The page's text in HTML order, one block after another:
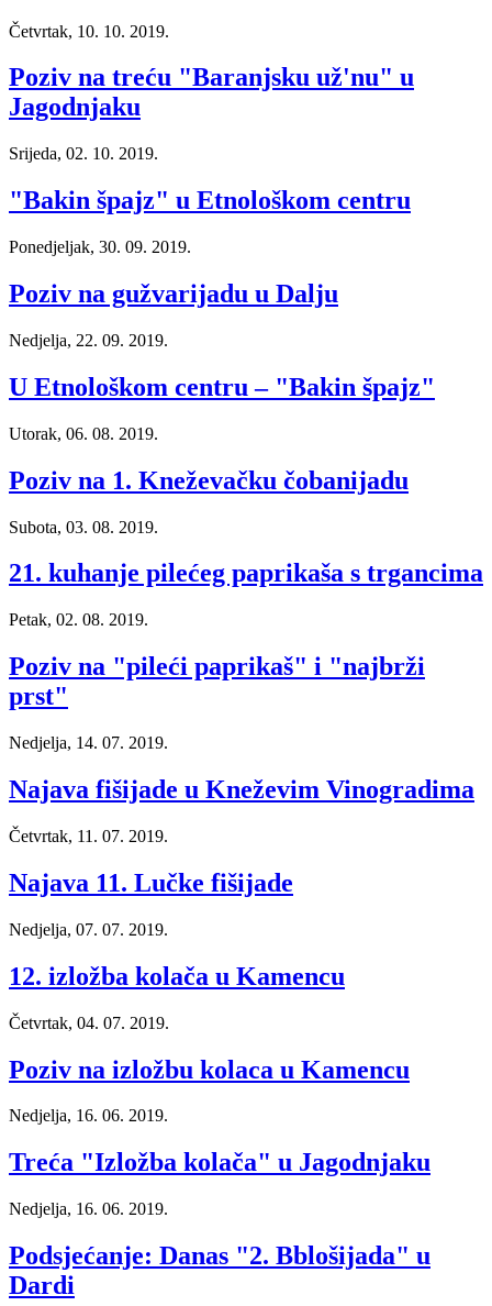
Četvrtak, 10. 10. 2019.
Poziv na treću "Baranjsku už'nu" u
Jagodnjaku
Srijeda, 02. 10. 2019.
"Bakin špajz" u Etnološkom centru
Ponedjeljak, 30. 09. 2019.
Poziv na gužvarijadu u Dalju
Nedjelja, 22. 09. 2019.
U Etnološkom centru – "Bakin špajz"
Utorak, 06. 08. 2019.
Poziv na 1. Kneževačku čobanijadu
Subota, 03. 08. 2019.
21. kuhanje pilećeg paprikaša s trgancima
Petak, 02. 08. 2019.
Poziv na "pileći paprikaš" i "najbrži
prst"
Nedjelja, 14. 07. 2019.
Najava fišijade u Kneževim Vinogradima
Četvrtak, 11. 07. 2019.
Najava 11. Lučke fišijade
Nedjelja, 07. 07. 2019.
12. izložba kolača u Kamencu
Četvrtak, 04. 07. 2019.
Poziv na izložbu kolaca u Kamencu
Nedjelja, 16. 06. 2019.
Treća "Izložba kolača" u Jagodnjaku
Nedjelja, 16. 06. 2019.
Podsjećanje: Danas "2. Bblošijada" u
Dardi